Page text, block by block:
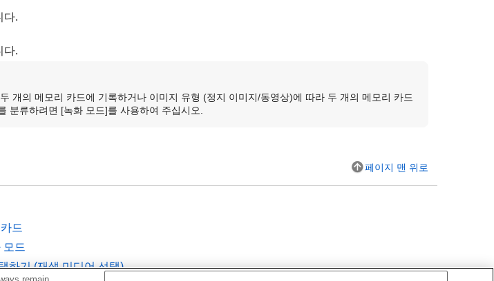
다.
다.
개의 메모리 카드에 기록하거나 이미지 유형 (정지 이미지/동영상)에 따라 두 개의 메모리 카드
분류하려면 [녹화 모드]를 사용하여 주십시오.
페이지 맨 위로
드
모드
하기 (재생 미디어 선택)